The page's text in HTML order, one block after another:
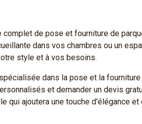
de pose et fourniture de
dans vos chambres ou un
style et à vos besoins.
dans la pose et la
et demander un devis
qui ajoutera une touche d'élégance et